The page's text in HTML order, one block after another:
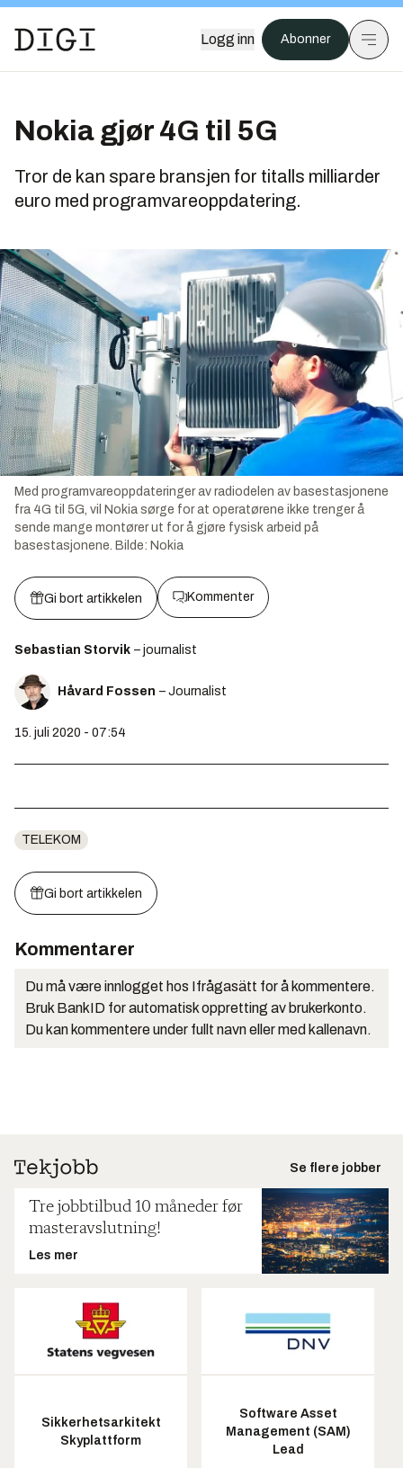
Logg inn Abonner
Nokia gjør 4G til 5G
Tror de kan spare bransjen for titalls milliarder
euro med programvareoppdatering.
Med programvareoppdateringer av radiodelen av basestasjonene
fra 4G til 5G, vil Nokia sørge for at operatørene ikke trenger å
sende mange montører ut for å gjøre fysisk arbeid på
basestasjonene. Bilde: Nokia
Gi bort artikkelen Kommenter
Sebastian Storvik – journalist
Håvard Fossen – Journalist
15. juli 2020 - 07:54
TELEKOM
Gi bort artikkelen
Kommentarer
Du må være innlogget hos Ifrågasätt for å kommentere.
Bruk BankID for automatisk oppretting av brukerkonto.
Du kan kommentere under fullt navn eller med kallenavn.
Se flere jobber
Tre jobbtilbud 10 måneder før
masteravslutning!
Les mer
Sikkerhetsarkitekt
Skyplattform
Software Asset
Management (SAM)
Lead